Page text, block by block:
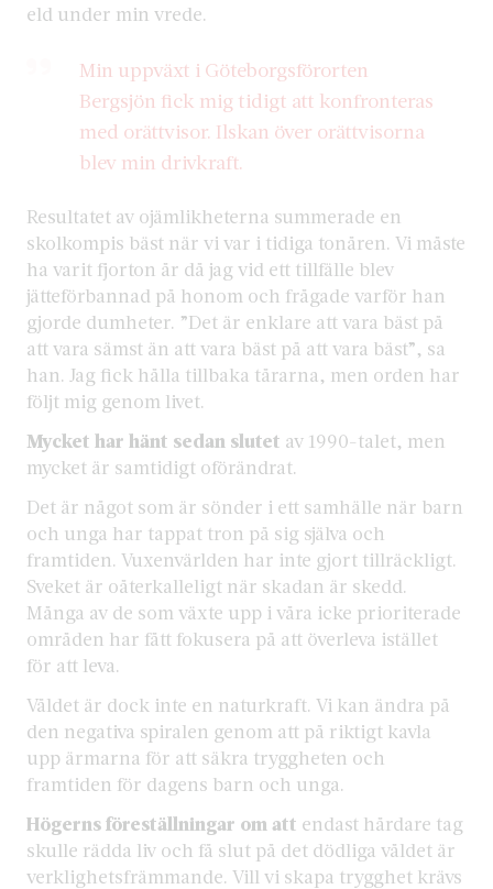
eld under min vrede.
Min uppväxt i Göteborgsförorten
Bergsjön fick mig tidigt att konfronteras
med orättvisor. Ilskan över orättvisorna
blev min drivkraft.
Resultatet av ojämlikheterna summerade en
skolkompis bäst när vi var i tidiga tonåren. Vi måste
ha varit fjorton år då jag vid ett tillfälle blev
jätteförbannad på honom och frågade varför han
gjorde dumheter. ”Det är enklare att vara bäst på
att vara sämst än att vara bäst på att vara bäst”, sa
han. Jag fick hålla tillbaka tårarna, men orden har
följt mig genom livet.
Mycket har hänt sedan slutet av 1990-talet, men
mycket är samtidigt oförändrat.
Det är något som är sönder i ett samhälle när barn
och unga har tappat tron på sig själva och
framtiden. Vuxenvärlden har inte gjort tillräckligt.
Sveket är oåterkalleligt när skadan är skedd.
Många av de som växte upp i våra icke prioriterade
områden har fått fokusera på att överleva istället
för att leva.
Våldet är dock inte en naturkraft. Vi kan ändra på
den negativa spiralen genom att på riktigt kavla
upp ärmarna för att säkra tryggheten och
framtiden för dagens barn och unga.
Högerns föreställningar om att endast hårdare tag
skulle rädda liv och få slut på det dödliga våldet är
verklighetsfrämmande. Vill vi skapa trygghet krävs